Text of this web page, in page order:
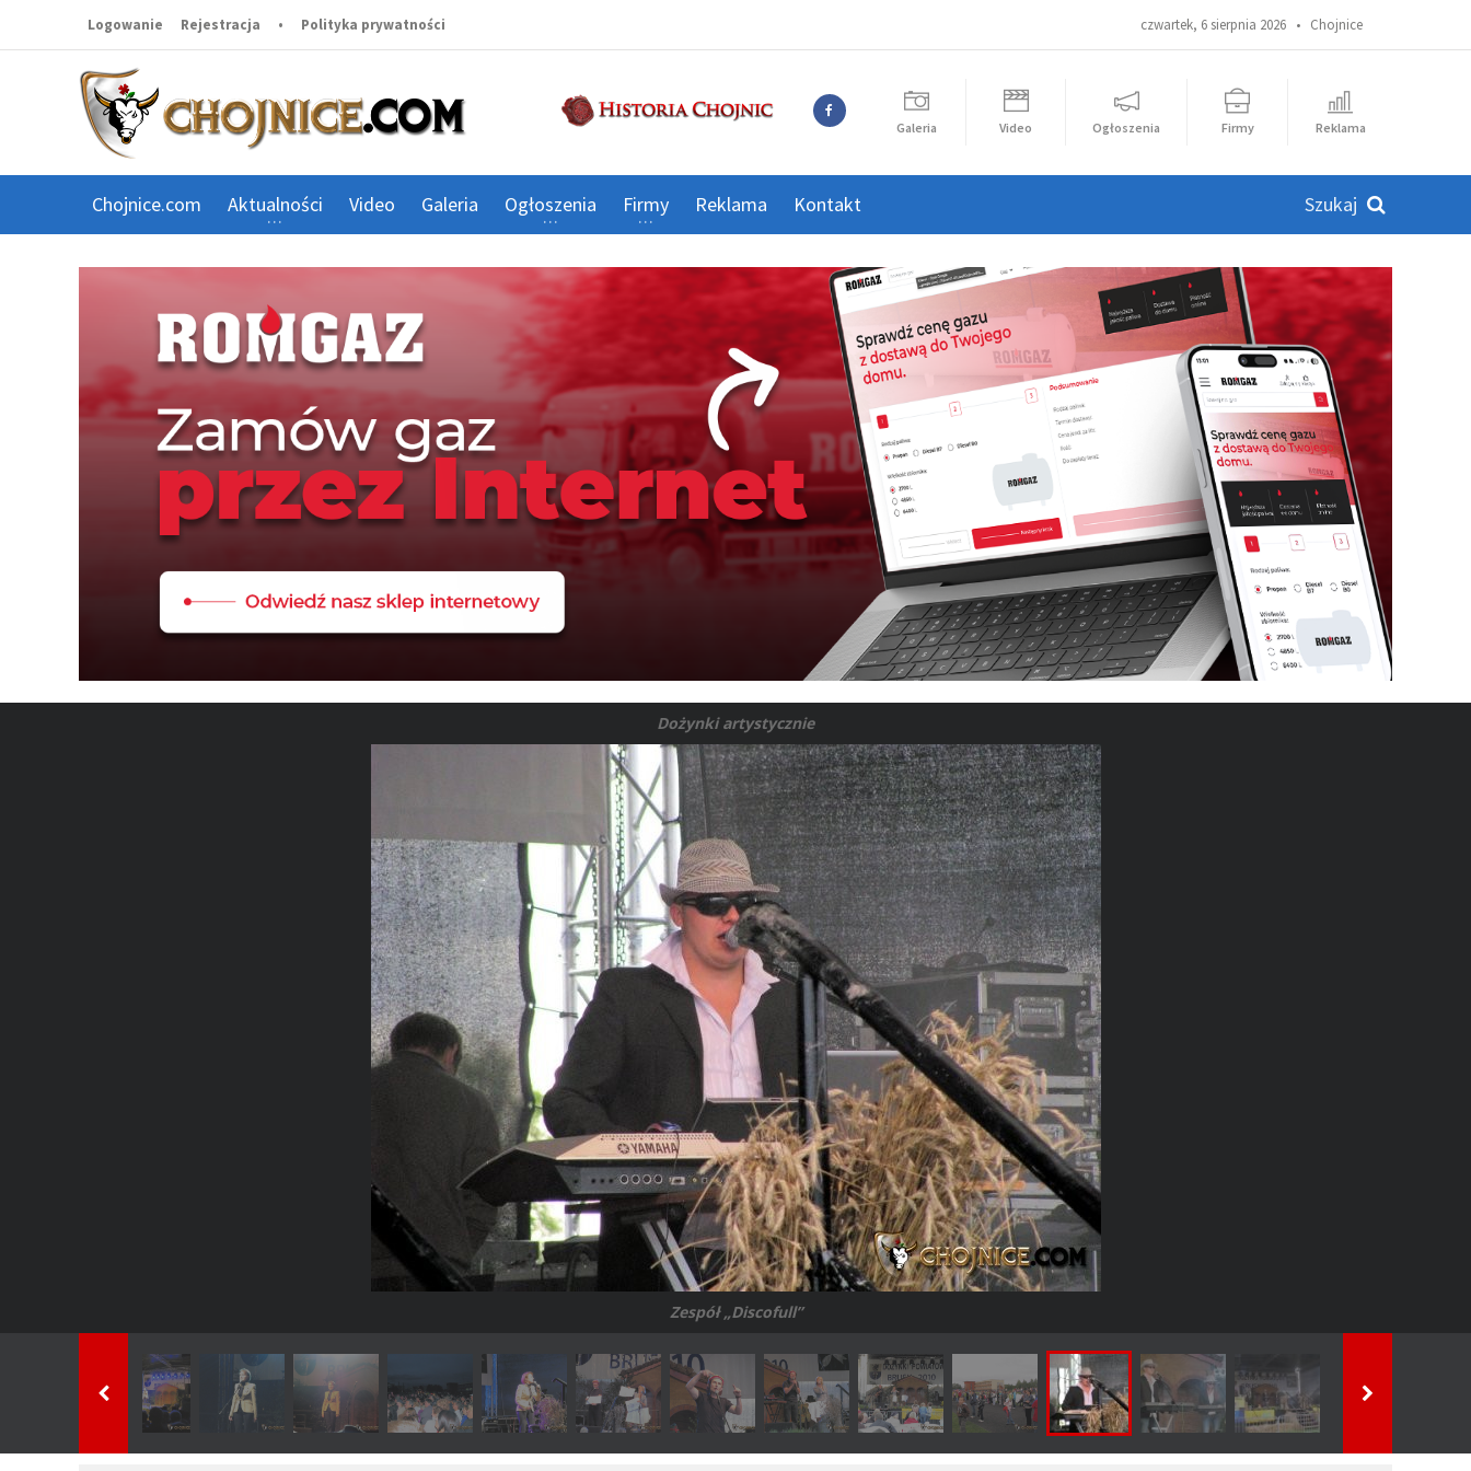
czwartek, 6 sierpnia 2026 • Chojnice
Logowanie Rejestracja • Polityka prywatności
Galeria Video Ogłoszenia Firmy Reklama
Chojnice.com Aktualności Video Galeria Ogłoszenia Firmy Reklama Kontakt
Dożynki artystycznie
Zespół „Discofull”